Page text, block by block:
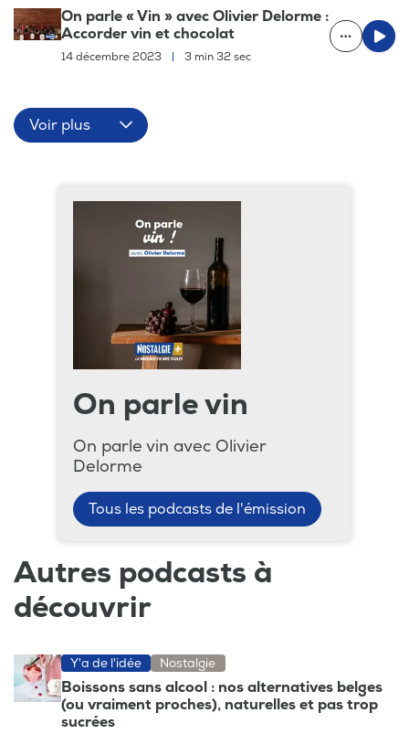
On parle « Vin » avec Olivier Delorme :
Accorder vin et chocolat
14 décembre 2023 | 3 min 32 sec
Voir plus
On parle vin
On parle vin avec Olivier
Delorme
Tous les podcasts de l'émission
Autres podcasts à
découvrir
Y'a de l'idée Nostalgie
Boissons sans alcool : nos alternatives belges
(ou vraiment proches), naturelles et pas trop
sucrées